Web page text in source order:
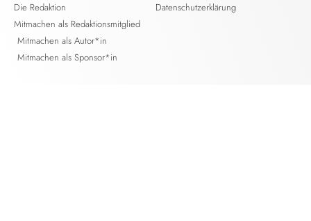
Die Redaktion
Mitmachen als Redaktionsmitglied
Mitmachen als Autor*in
Mitmachen als Sponsor*in
Datenschutzerklärung